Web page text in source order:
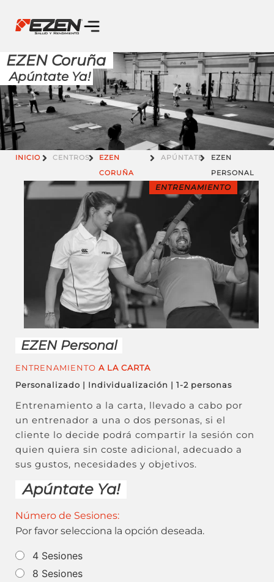
EZEN Coruña
Apúntate Ya!
Apúntate Ya!
Número de Sesiones:
Por favor selecciona la opción deseada.
4 Sesiones
8 Sesiones
EZEN Personal
ENTRENAMIENTO A LA CARTA
Personalizado | Individualización | 1-2 personas
Entrenamiento a la carta, llevado a cabo por
un entrenador a una o dos personas, si el
cliente lo decide podrá compartir la sesión con
quien quiera sin coste adicional, adecuado a
sus gustos, necesidades y objetivos.
ENTRENAMIENTO
INICIO CENTROS
EZEN
CORUÑA
APÚNTATE
EZEN
PERSONAL